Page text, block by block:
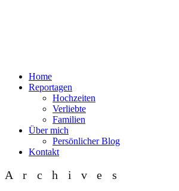
Home
Reportagen
Hochzeiten
Verliebte
Familien
Über mich
Persönlicher Blog
Kontakt
Archives